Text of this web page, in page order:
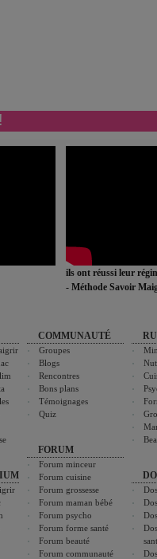
ils ont réussi leur
- Méthode Savoir
COMMUNAUTÉ
Groupes
Blogs
Rencontres
Bons plans
Témoignages
Quiz
FORUM
Forum minceur
Forum cuisine
Forum grossesse
Forum maman bébé
Forum psycho
Forum forme santé
Forum beauté
Forum communauté